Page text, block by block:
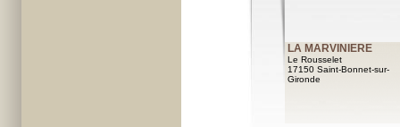
LA MARVINIERE
Le Rousselet
17150 Saint-Bonnet-sur-
Gironde